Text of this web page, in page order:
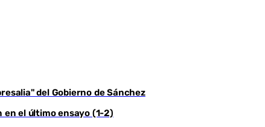
del Gobierno de Sánchez
en el último ensayo (1-2)